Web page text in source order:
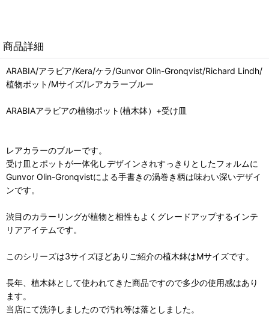
商品詳細
ARABIA/アラビア/Kera/ケラ/Gunvor Olin-Gronqvist/Richard Lindh/
植物ポット/Mサイズ/レアカラーブルー
ARABIAアラビアの植物ポット(植木鉢）+受け皿
レアカラーのブルーです。
受け皿とポットが一体化しデザインされすっきりとしたフォルムに
Gunvor Olin-Gronqvistによる手書きの渦巻き柄は味わい深いデザイ
ンです。
渋目のカラーリングが植物と相性もよくグレードアップするインテ
リアアイテムです。
このシリーズは3サイズほどありご紹介の植木鉢はMサイズです。
長年、植木鉢として使われてきた商品ですので多少の使用感はあり
ます。
当店にて洗浄しましたので汚れ等は落としました。